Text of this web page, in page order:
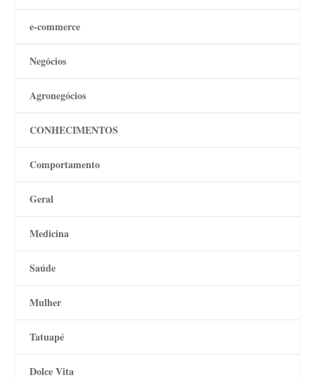
e-commerce
Negócios
Agronegócios
CONHECIMENTOS
Comportamento
Geral
Medicina
Saúde
Mulher
Tatuapé
Dolce Vita